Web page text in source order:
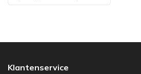
Klantenservice